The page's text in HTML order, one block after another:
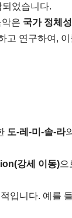
되었습니다.
은 국가 정체
고 연구하여,
도-레-미-솔-라
강세 이동)으
입니다. 예를